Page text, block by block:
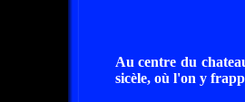
Au centre du
sicèle, où l'on y